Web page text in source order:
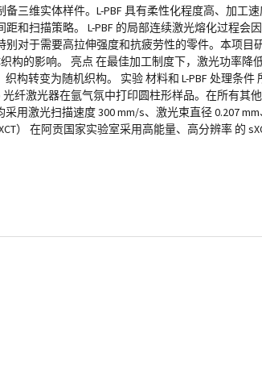
三维实体样件。L-PBF 具有柔性化程度高、加工
和扫描策略。 L-PBF 的局部连续激光熔化过程会
对于需要高拉伸强度和抗疲劳性的零件。本项目
构的影响。 亮点 在最佳加工制度下，激光功率
构转变为随机织构。 实验 材料和 L-PBF 处理条件
光纤激光器在氩气氛中打印圆柱形样品。在所有其
用激光扫描速度 300 mm/s、激光束直径 0.207
） 在阿贡国家实验室采用高能量、高分辨率 的